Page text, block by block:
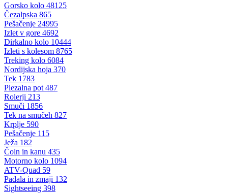
Gorsko kolo 48125
Čezalpska 865
Pešačenje 24995
Izlet v gore 4692
Dirkalno kolo 10444
Izleti s kolesom 8765
Treking kolo 6084
Nordijska hoja 370
Tek 1783
Plezalna pot 487
Rolerji 213
Smuči 1856
Tek na smučeh 827
Krplje 590
Pešačenje 115
Ježa 182
Čoln in kanu 435
Motorno kolo 1094
ATV-Quad 59
Padala in zmaji 132
Sightseeing 398